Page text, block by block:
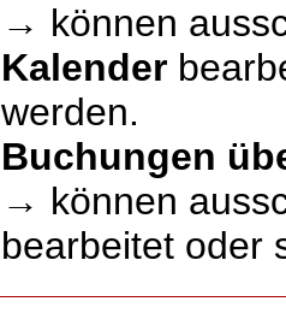
→ können
Kalender
werden.
Buchungen
→ können
bearbeitet oder